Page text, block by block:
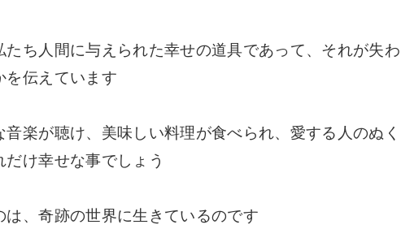
ち人間に与えられた幸せの道具であって、それが失わ
を伝えています
楽が聴け、美味しい料理が食べられ、愛する人のぬく
け幸せな事でしょう
、奇跡の世界に生きているのです